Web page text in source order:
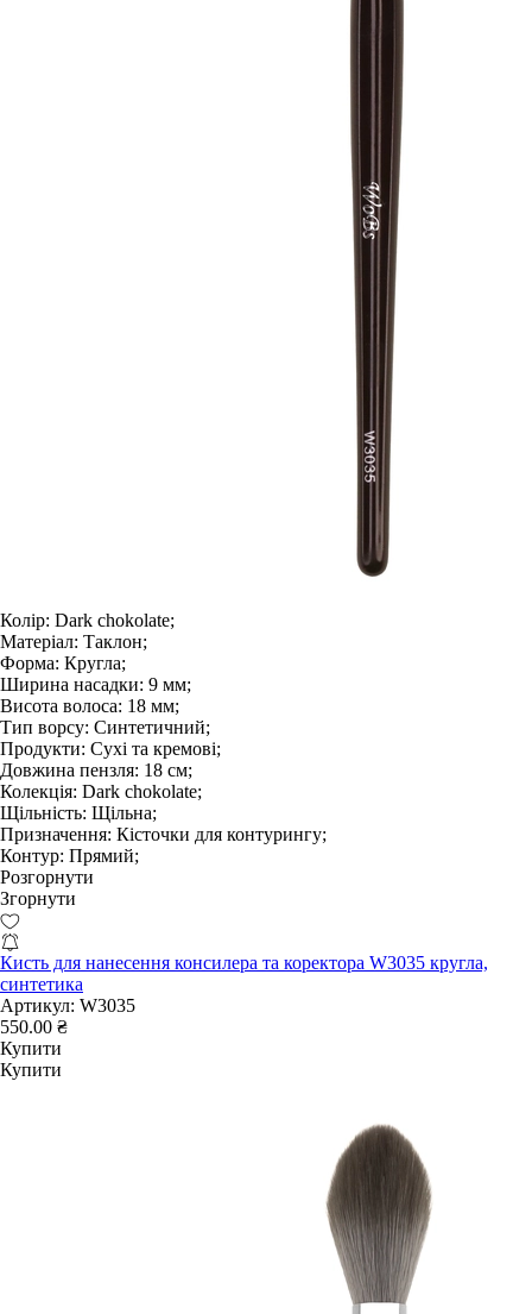
Колір: Dark chokolate;
Матеріал: Таклон;
Форма: Кругла;
Ширина насадки: 9 мм;
Висота волоса: 18 мм;
Тип ворсу: Синтетичний;
Продукти: Сухі та кремові;
Довжина пензля: 18 см;
Колекція: Dark chokolate;
Щільність: Щільна;
Призначення: Кісточки для контурингу;
Контур: Прямий;
Розгорнути
Згорнути
Кисть для нанесення консилера та коректора W3035 кругла,
синтетика
Артикул: W3035
550.00 ₴
Купити
Купити